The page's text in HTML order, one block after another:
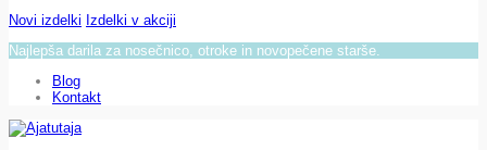
Novi izdelki Izdelki v akciji
Najlepša darila za nosečnico, otroke in novopečene starše.
Blog
Kontakt